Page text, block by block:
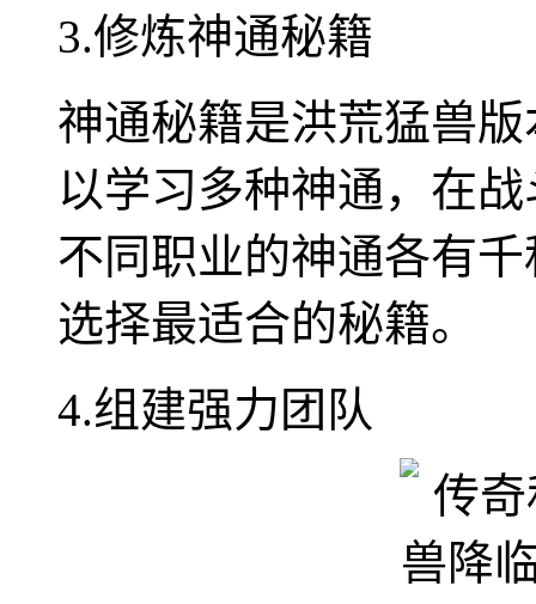
3.修炼神通秘籍
神通秘籍是洪荒猛兽
以学习多种神通，在
不同职业的神通各有
选择最适合的秘籍。
4.组建强力团队